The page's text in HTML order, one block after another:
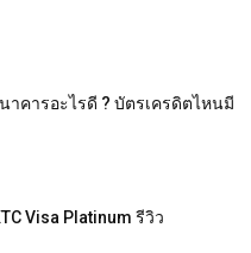
าคารอะไรดี ? บัตรเครดิตไหนมี
Visa Platinum รีวิว